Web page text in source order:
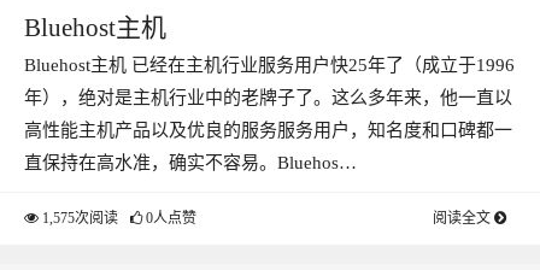
Bluehost主机
Bluehost主机 已经在主机行业服务用户快25年了（成立于1996
年），绝对是主机行业中的老牌子了。这么多年来，他一直以
高性能主机产品以及优良的服务服务用户，知名度和口碑都一
直保持在高水准，确实不容易。Bluehos…
1,575次阅读 0人点赞 阅读全文